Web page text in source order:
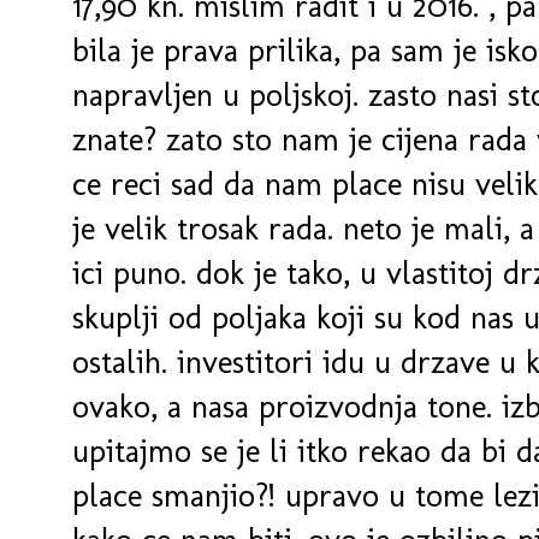
bila je prava prilika, pa sam je
napravljen u poljskoj. zasto nasi
znate? zato sto nam je cijena rada
ce reci sad da nam place nisu
je velik trosak rada. neto je mali,
ici puno. dok je tako, u vlastitoj
skuplji od poljaka koji su kod nas
ostalih. investitori idu u drzave u
ovako, a nasa proizvodnja tone.
upitajmo se je li itko rekao da bi
place smanjio?! upravo u tome